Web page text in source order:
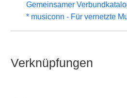
Gemeinsamer
* musiconn - Für vernetzte
Verknüpfungen